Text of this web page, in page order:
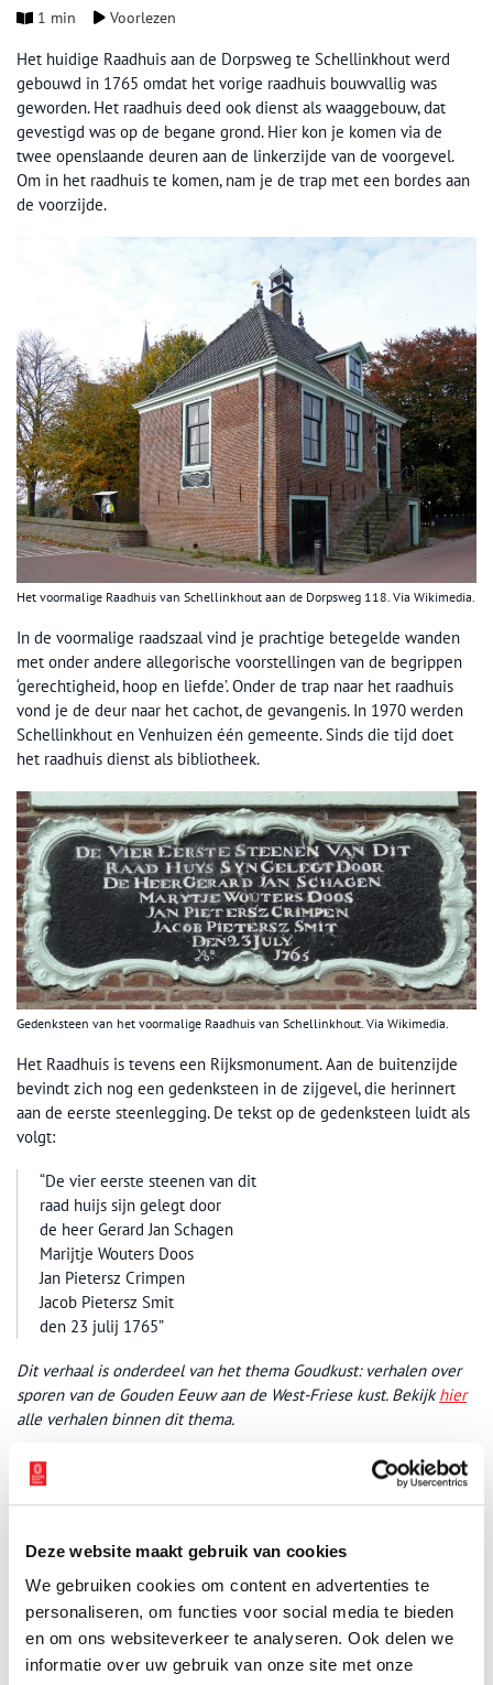
Deze website maakt gebruik van cookies
We gebruiken cookies om content en advertenties te
personaliseren, om functies voor social media te bieden
en om ons websiteverkeer te analyseren. Ook delen we
informatie over uw gebruik van onze site met onze
1 min Voorlezen
Het huidige Raadhuis aan de Dorpsweg te Schellinkhout werd
gebouwd in 1765 omdat het vorige raadhuis bouwvallig was
geworden. Het raadhuis deed ook dienst als waaggebouw, dat
gevestigd was op de begane grond. Hier kon je komen via de
twee openslaande deuren aan de linkerzijde van de voorgevel.
Om in het raadhuis te komen, nam je de trap met een bordes aan
de voorzijde.
Het voormalige Raadhuis van Schellinkhout aan de Dorpsweg 118. Via Wikimedia.
In de voormalige raadszaal vind je prachtige betegelde wanden
met onder andere allegorische voorstellingen van de begrippen
‘gerechtigheid, hoop en liefde’. Onder de trap naar het raadhuis
vond je de deur naar het cachot, de gevangenis. In 1970 werden
Schellinkhout en Venhuizen één gemeente. Sinds die tijd doet
het raadhuis dienst als bibliotheek.
Gedenksteen van het voormalige Raadhuis van Schellinkhout. Via Wikimedia.
Het Raadhuis is tevens een Rijksmonument. Aan de buitenzijde
bevindt zich nog een gedenksteen in de zijgevel, die herinnert
aan de eerste steenlegging. De tekst op de gedenksteen luidt als
volgt:
“De vier eerste steenen van dit
raad huijs sijn gelegt door
de heer Gerard Jan Schagen
Marijtje Wouters Doos
Jan Pietersz Crimpen
Jacob Pietersz Smit
den 23 julij 1765”
Dit verhaal is onderdeel van het thema Goudkust: verhalen over
sporen van de Gouden Eeuw aan de West-Friese kust. Bekijkhier
alle verhalen binnen dit thema.
Publicatiedatum: 20/06/2019
Ontvang de nieuwsbrief
Wilt u op de hoogte blijven van de mooiste verhalen en het
laatste erfgoednieuws? Schrijf u dan nu in voor onze